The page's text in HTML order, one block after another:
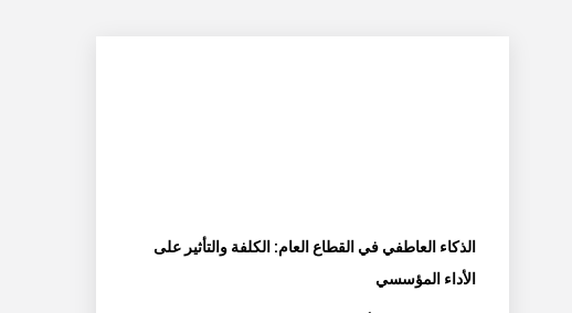
الذكاء العاطفي في القطاع العام: الكلفة والتأثير على
الأداء المؤسسي